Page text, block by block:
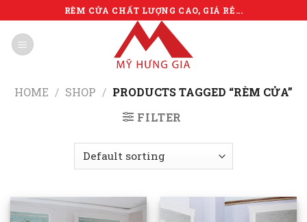
content
RÈM CỬA CHẤT LƯỢNG CAO, GIÁ RẺ...
HOME / SHOP / PRODUCTS TAGGED “RÈM CỬA”
FILTER